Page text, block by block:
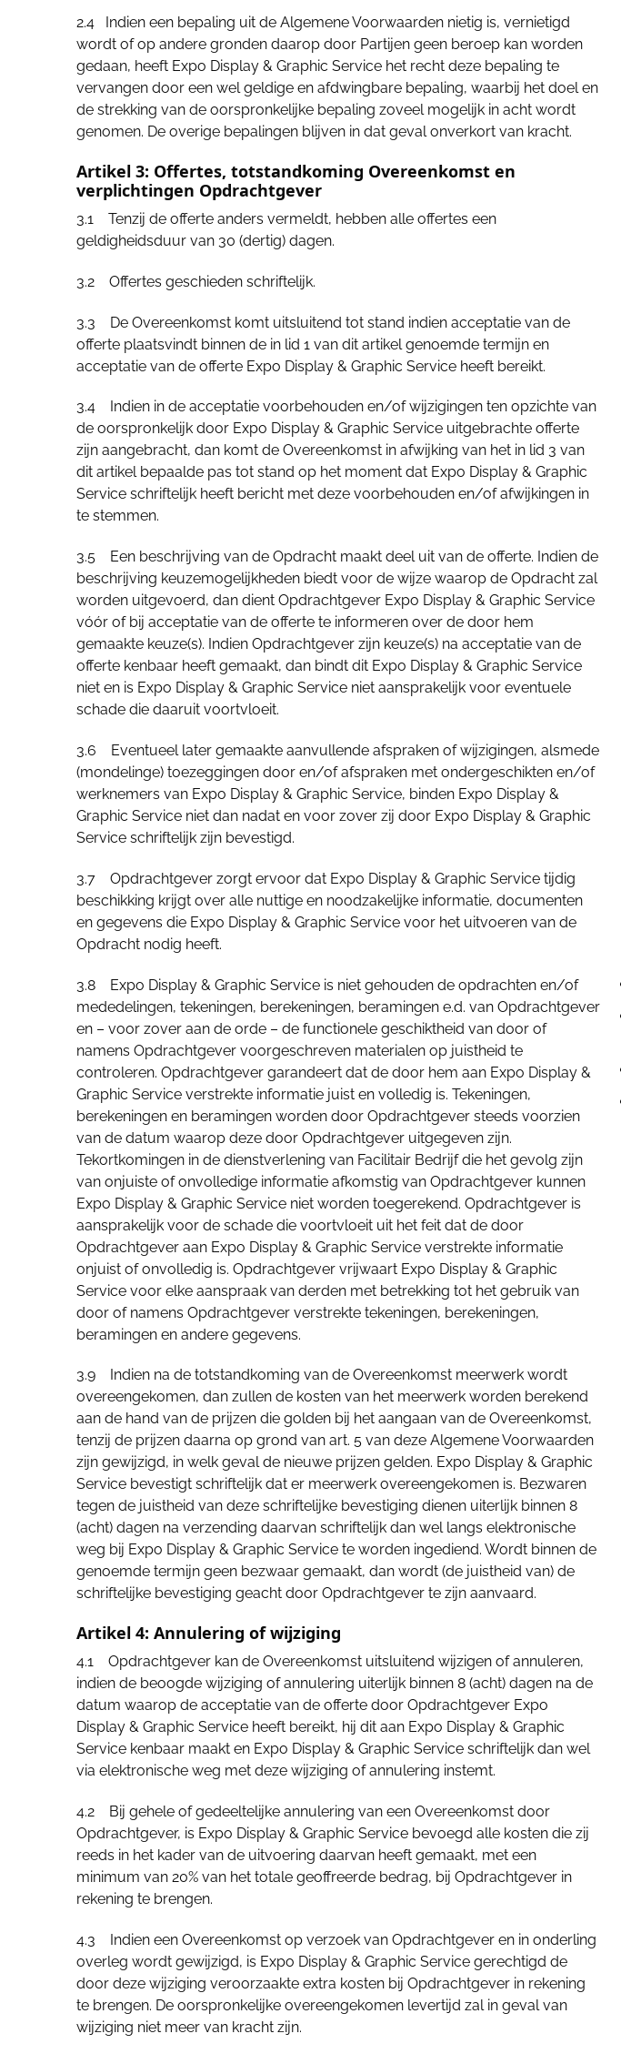
2.4 Indien een bepaling uit de Algemene Voorwaarden nietig is, vernietigd
wordt of op andere gronden daarop door Partijen geen beroep kan worden
gedaan, heeft Expo Display & Graphic Service het recht deze bepaling te
vervangen door een wel geldige en afdwingbare bepaling, waarbij het doel en
de strekking van de oorspronkelijke bepaling zoveel mogelijk in acht wordt
genomen. De overige bepalingen blijven in dat geval onverkort van kracht.
Artikel 3: Offertes, totstandkoming Overeenkomst en
verplichtingen Opdrachtgever
3.1 Tenzij de offerte anders vermeldt, hebben alle offertes een
geldigheidsduur van 30 (dertig) dagen.
3.2 Offertes geschieden schriftelijk.
3.3 De Overeenkomst komt uitsluitend tot stand indien acceptatie van de
offerte plaatsvindt binnen de in lid 1 van dit artikel genoemde termijn en
acceptatie van de offerte Expo Display & Graphic Service heeft bereikt.
3.4 Indien in de acceptatie voorbehouden en/of wijzigingen ten opzichte van
de oorspronkelijk door Expo Display & Graphic Service uitgebrachte offerte
zijn aangebracht, dan komt de Overeenkomst in afwijking van het in lid 3 van
dit artikel bepaalde pas tot stand op het moment dat Expo Display & Graphic
Service schriftelijk heeft bericht met deze voorbehouden en/of afwijkingen in
te stemmen.
3.5 Een beschrijving van de Opdracht maakt deel uit van de offerte. Indien de
beschrijving keuzemogelijkheden biedt voor de wijze waarop de Opdracht zal
worden uitgevoerd, dan dient Opdrachtgever Expo Display & Graphic Service
vóór of bij acceptatie van de offerte te informeren over de door hem
gemaakte keuze(s). Indien Opdrachtgever zijn keuze(s) na acceptatie van de
offerte kenbaar heeft gemaakt, dan bindt dit Expo Display & Graphic Service
niet en is Expo Display & Graphic Service niet aansprakelijk voor eventuele
schade die daaruit voortvloeit.
3.6 Eventueel later gemaakte aanvullende afspraken of wijzigingen, alsmede
(mondelinge) toezeggingen door en/of afspraken met ondergeschikten en/of
werknemers van Expo Display & Graphic Service, binden Expo Display &
Graphic Service niet dan nadat en voor zover zij door Expo Display & Graphic
Service schriftelijk zijn bevestigd.
3.7 Opdrachtgever zorgt ervoor dat Expo Display & Graphic Service tijdig
beschikking krijgt over alle nuttige en noodzakelijke informatie, documenten
en gegevens die Expo Display & Graphic Service voor het uitvoeren van de
Opdracht nodig heeft.
3.8 Expo Display & Graphic Service is niet gehouden de opdrachten en/of
mededelingen, tekeningen, berekeningen, beramingen e.d. van Opdrachtgever
en – voor zover aan de orde – de functionele geschiktheid van door of
namens Opdrachtgever voorgeschreven materialen op juistheid te
controleren. Opdrachtgever garandeert dat de door hem aan Expo Display &
Graphic Service verstrekte informatie juist en volledig is. Tekeningen,
berekeningen en beramingen worden door Opdrachtgever steeds voorzien
van de datum waarop deze door Opdrachtgever uitgegeven zijn.
Tekortkomingen in de dienstverlening van Facilitair Bedrijf die het gevolg zijn
van onjuiste of onvolledige informatie afkomstig van Opdrachtgever kunnen
Expo Display & Graphic Service niet worden toegerekend. Opdrachtgever is
aansprakelijk voor de schade die voortvloeit uit het feit dat de door
Opdrachtgever aan Expo Display & Graphic Service verstrekte informatie
onjuist of onvolledig is. Opdrachtgever vrijwaart Expo Display & Graphic
Service voor elke aanspraak van derden met betrekking tot het gebruik van
door of namens Opdrachtgever verstrekte tekeningen, berekeningen,
beramingen en andere gegevens.
3.9 Indien na de totstandkoming van de Overeenkomst meerwerk wordt
overeengekomen, dan zullen de kosten van het meerwerk worden berekend
aan de hand van de prijzen die golden bij het aangaan van de Overeenkomst,
tenzij de prijzen daarna op grond van art. 5 van deze Algemene Voorwaarden
zijn gewijzigd, in welk geval de nieuwe prijzen gelden. Expo Display & Graphic
Service bevestigt schriftelijk dat er meerwerk overeengekomen is. Bezwaren
tegen de juistheid van deze schriftelijke bevestiging dienen uiterlijk binnen 8
(acht) dagen na verzending daarvan schriftelijk dan wel langs elektronische
weg bij Expo Display & Graphic Service te worden ingediend. Wordt binnen de
genoemde termijn geen bezwaar gemaakt, dan wordt (de juistheid van) de
schriftelijke bevestiging geacht door Opdrachtgever te zijn aanvaard.
Artikel 4: Annulering of wijziging
4.1 Opdrachtgever kan de Overeenkomst uitsluitend wijzigen of annuleren,
indien de beoogde wijziging of annulering uiterlijk binnen 8 (acht) dagen na de
datum waarop de acceptatie van de offerte door Opdrachtgever Expo
Display & Graphic Service heeft bereikt, hij dit aan Expo Display & Graphic
Service kenbaar maakt en Expo Display & Graphic Service schriftelijk dan wel
via elektronische weg met deze wijziging of annulering instemt.
4.2 Bij gehele of gedeeltelijke annulering van een Overeenkomst door
Opdrachtgever, is Expo Display & Graphic Service bevoegd alle kosten die zij
reeds in het kader van de uitvoering daarvan heeft gemaakt, met een
minimum van 20% van het totale geoffreerde bedrag, bij Opdrachtgever in
rekening te brengen.
4.3 Indien een Overeenkomst op verzoek van Opdrachtgever en in onderling
overleg wordt gewijzigd, is Expo Display & Graphic Service gerechtigd de
door deze wijziging veroorzaakte extra kosten bij Opdrachtgever in rekening
te brengen. De oorspronkelijke overeengekomen levertijd zal in geval van
wijziging niet meer van kracht zijn.